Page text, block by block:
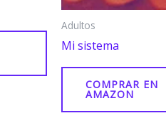
Adultos
Mi sistema
COMPRAR EN
AMAZON